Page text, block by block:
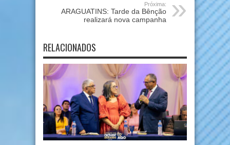
Próxima:
ARAGUATINS: Tarde da Bênção
realizará nova campanha
RELACIONADOS